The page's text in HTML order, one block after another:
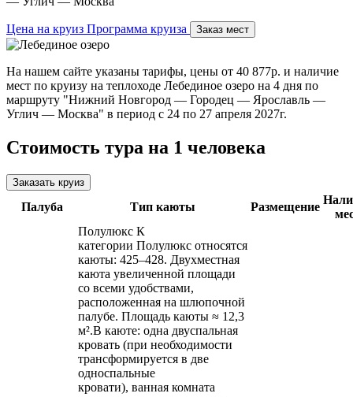
Цена на круиз Программа круиза Заказ мест
На нашем сайте указаны тарифы, цены от 40 877р. и наличие
мест по круизу на теплоходе Лебединое озеро на 4 дня по
маршруту "Нижний Новгород — Городец — Ярославль —
Углич — Москва" в период с 24 по 27 апреля 2027г.
Стоимость тура на 1 человека
Заказать круиз
Палуба Тип каюты Размещение
Полулюкс К
категории Полулюкс относятся
каюты: 425–428. Двухместная
каюта увеличенной площади
со всеми удобствами,
расположенная на шлюпочной
палубе. Площадь каюты ≈ 12,3
м².В каюте: одна двуспальная
кровать (при необходимости
трансформируется в две
односпальные
кровати), ванная комната